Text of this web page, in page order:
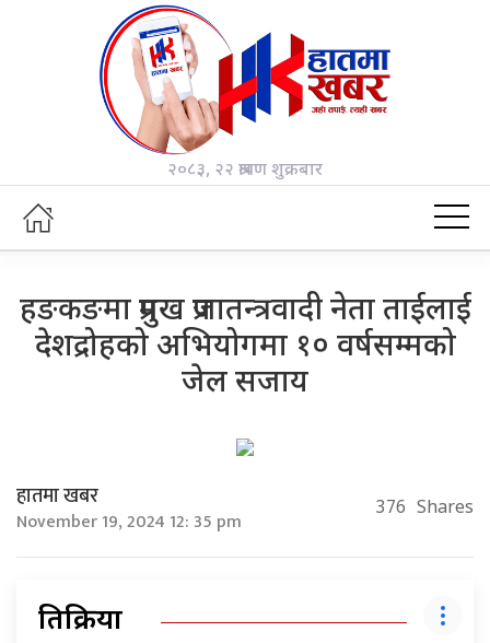
२०८३, २२ श्रावण शुक्रबार
हङकङमा प्रमुख प्रजातन्त्रवादी नेता ताईलाई
देशद्रोहको अभियोगमा १० वर्षसम्मको
जेल सजाय
हातमा खबर
November 19, 2024 12: 35 pm 376 Shares
प्रतिक्रिया